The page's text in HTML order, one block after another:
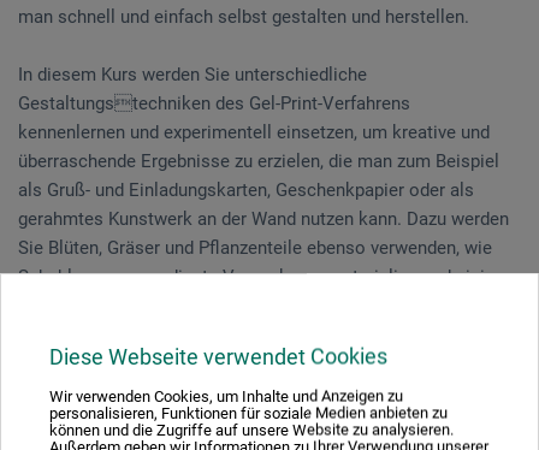
Diese Webseite verwendet Cookies
Wir verwenden Cookies, um Inhalte und Anzeigen zu
personalisieren, Funktionen für soziale Medien anbieten zu
können und die Zugriffe auf unsere Website zu analysieren.
Außerdem geben wir Informationen zu Ihrer Verwendung unserer
man schnell und einfach selbst gestalten und herstellen.
In diesem Kurs werden Sie unterschiedliche
Gestaltungstechniken des Gel-Print-Verfahrens
kennenlernen und experimentell einsetzen, um kreative und
überraschende Ergebnisse zu erzielen, die man zum Beispiel
als Gruß- und Einladungskarten, Geschenkpapier oder als
gerahmtes Kunstwerk an der Wand nutzen kann. Dazu werden
Sie Blüten, Gräser und Pflanzenteile ebenso verwenden, wie
Schablonen, ausgediente Verpackungsmaterialien und einiges
Vorkenntnisse sind nicht notwendig.